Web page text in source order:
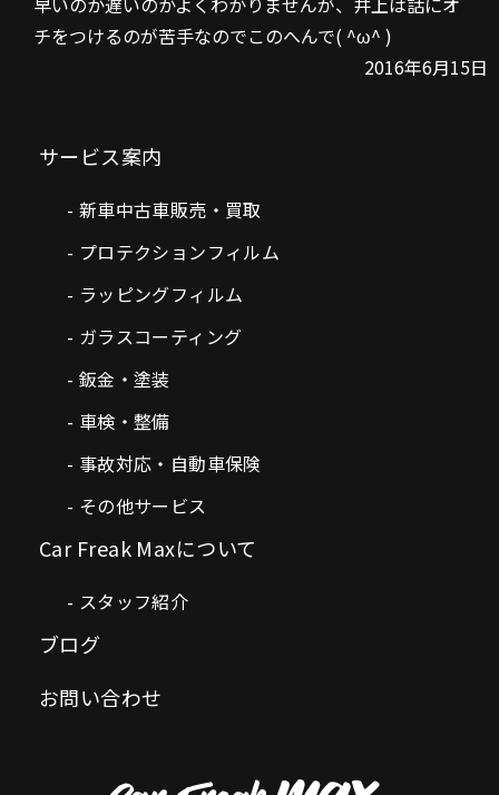
チをつけるのが苦手なのでこのへんで( ^ω^ )
2016年6月15日
サービス案内
新車中古車販売・買取
プロテクションフィルム
ラッピングフィルム
ガラスコーティング
鈑金・塗装
車検・整備
事故対応・自動車保険
その他サービス
Car Freak Maxについて
スタッフ紹介
ブログ
お問い合わせ